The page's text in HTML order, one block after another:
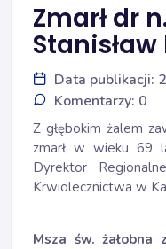
Zmarł dr
Data publikacji:
Komentarzy: 0
Z głębokim żalem
zmarł w wieku 69
Dyrektor
Krwiolecznictwa w
Msza św.